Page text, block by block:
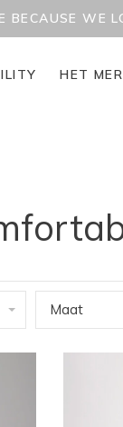
BECAUSE WE
HET
Maat